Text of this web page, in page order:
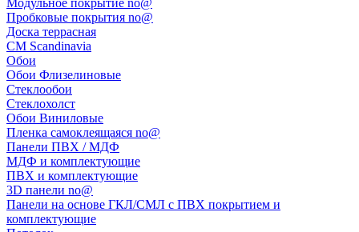
Модульное покрытие no@
Пробковые покрытия no@
Доска террасная
CM Scandinavia
Обои
Обои Флизелиновые
Стеклообои
Стеклохолст
Обои Виниловые
Пленка самоклеящаяся no@
Панели ПВХ / МДФ
МДФ и комплектующие
ПВХ и комплектующие
3D панели no@
Панели на основе ГКЛ/СМЛ с ПВХ покрытием и
комплектующие